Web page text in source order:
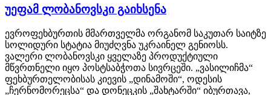
უეფამ ლობანოვსკი გაიხსენა
ევროფეხბურთის მმართველმა ორგანომ საკუთარ საიტზე
სოლიდური სტატია მიუძღვნა უკრაინელ გენიოსს.
ვალერი ლობანოვსკი ყველაზე პროდუქტიული
მწვრთნელი იყო პოსტსაბჭოთა სივრცეში. „ვასილიჩმა“
ფეხბურთელობისას კიევის „დინამოში“, ოდესის
„ჩერნომორეცსა“ და დონეცკის „შახტარში“ იბურთავა,